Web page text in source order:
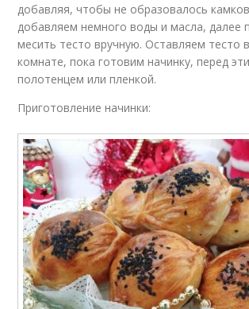
добавляя, чтобы не образовалось
добавляем немного воды и масла, далее
месить тесто вручную. Оставляем тесто
комнате, пока готовим начинку, перед
полотенцем или пленкой.
Приготовление начинки: